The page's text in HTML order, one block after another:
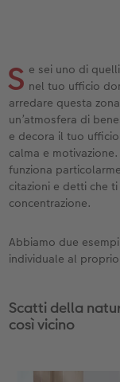
App
S e sei uno di
nel tuo ufficio
arredare questa
un’atmosfera di
e decora il tuo
calma e
funziona
citazioni e detti che
concentrazione.
Abbiamo due
individuale al
Scatti della
così vicino